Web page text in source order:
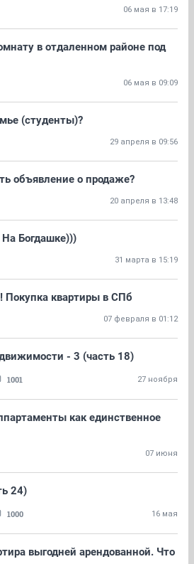
06 мая в 17:19
в отдаленном районе под
06 мая в 09:09
(студенты)?
29 апреля в 09:56
объявление о продаже?
20 апреля в 13:48
Богдашке)))
31 марта в 15:19
Покупка квартиры в СПб
07 февраля в 01:12
- 3 (часть 18)
1001 27 ноября
как единственное
07 июня
24)
1000 16 мая
выгодней арендованной. Что